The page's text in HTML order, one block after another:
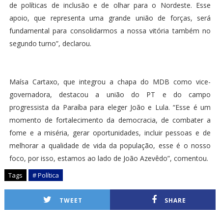
de políticas de inclusão e de olhar para o Nordeste. Esse
apoio, que representa uma grande união de forças, será
fundamental para consolidarmos a nossa vitória também no
segundo turno”, declarou.
Maísa Cartaxo, que integrou a chapa do MDB como vice-
governadora, destacou a união do PT e do campo
progressista da Paraíba para eleger João e Lula. “Esse é um
momento de fortalecimento da democracia, de combater a
fome e a miséria, gerar oportunidades, incluir pessoas e de
melhorar a qualidade de vida da população, esse é o nosso
foco, por isso, estamos ao lado de João Azevêdo”, comentou.
Tags # Política
TWEET SHARE